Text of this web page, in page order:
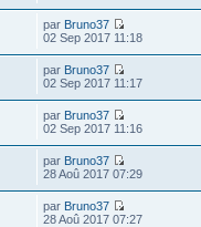
par Bruno37
02 Sep 2017 11:18
par Bruno37
02 Sep 2017 11:17
par Bruno37
02 Sep 2017 11:16
par Bruno37
28 Aoû 2017 07:29
par Bruno37
28 Aoû 2017 07:27